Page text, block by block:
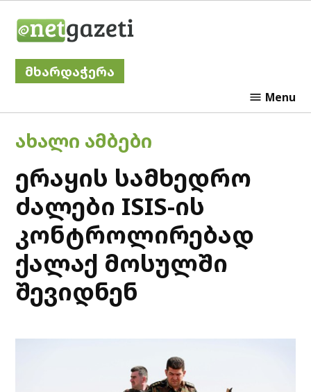
მხარდაჭერა
Menu
POSTED
IN
ᲐᲮᲐᲚᲘ ᲐᲛᲑᲔᲑᲘ
ერაყის სამხედრო
ძალები ISIS-ის
კონტროლირებად
ქალაქ მოსულში
შევიდნენ